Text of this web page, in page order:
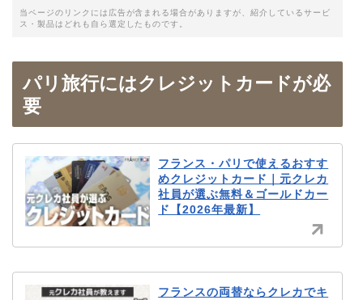
当ページのリンクには広告が含まれる場合がありますが、紹介しているサービ
ス・製品はどれも自ら選定したものです。
パリ旅行にはクレジットカードが必
要
フランス・パリで使えるおすす
めクレジットカード｜元クレカ
社員が選ぶ無料＆ゴールドカー
ド【2026年最新】
フランスの両替ならクレカでキ